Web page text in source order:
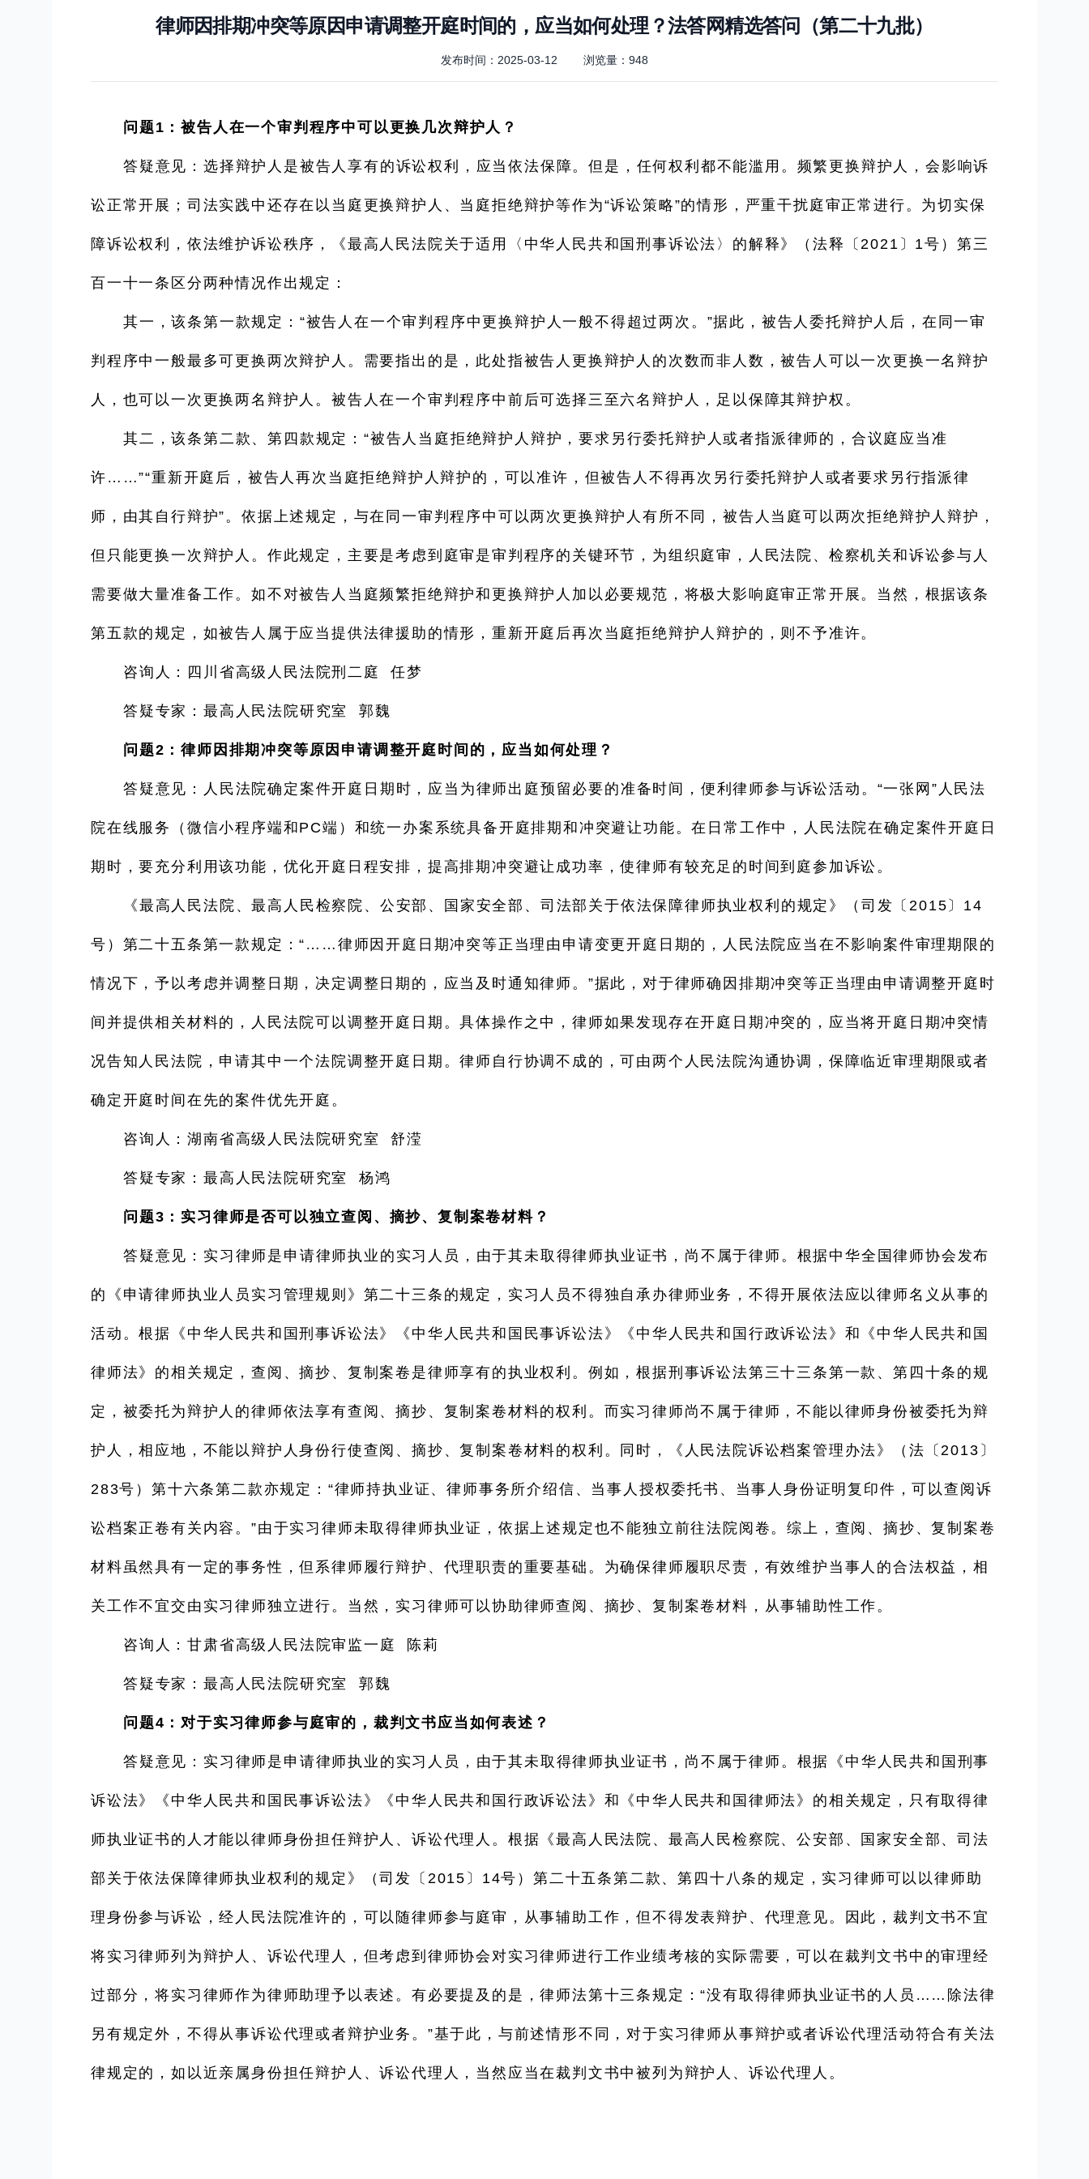
律师因排期冲突等原因申请调整开庭时间的，应当如何处理？法答网精选答问（第二十九批）
发布时间：2025-03-12 浏览量： 948
问题1：被告人在一个审判程序中可以更换几次辩护人？
答疑意见：选择辩护人是被告人享有的诉讼权利，应当依法保障。但是，任何权利都不能滥用。频繁更换辩护人，会影响诉
讼正常开展；司法实践中还存在以当庭更换辩护人、当庭拒绝辩护等作为“诉讼策略”的情形，严重干扰庭审正常进行。为切实保
障诉讼权利，依法维护诉讼秩序，《最高人民法院关于适用〈中华人民共和国刑事诉讼法〉的解释》（法释〔2021〕1号）第三
百一十一条区分两种情况作出规定：
其一，该条第一款规定：“被告人在一个审判程序中更换辩护人一般不得超过两次。”据此，被告人委托辩护人后，在同一审
判程序中一般最多可更换两次辩护人。需要指出的是，此处指被告人更换辩护人的次数而非人数，被告人可以一次更换一名辩护
人，也可以一次更换两名辩护人。被告人在一个审判程序中前后可选择三至六名辩护人，足以保障其辩护权。
其二，该条第二款、第四款规定：“被告人当庭拒绝辩护人辩护，要求另行委托辩护人或者指派律师的，合议庭应当准
许……”“重新开庭后，被告人再次当庭拒绝辩护人辩护的，可以准许，但被告人不得再次另行委托辩护人或者要求另行指派律
师，由其自行辩护”。依据上述规定，与在同一审判程序中可以两次更换辩护人有所不同，被告人当庭可以两次拒绝辩护人辩护，
但只能更换一次辩护人。作此规定，主要是考虑到庭审是审判程序的关键环节，为组织庭审，人民法院、检察机关和诉讼参与人
需要做大量准备工作。如不对被告人当庭频繁拒绝辩护和更换辩护人加以必要规范，将极大影响庭审正常开展。当然，根据该条
第五款的规定，如被告人属于应当提供法律援助的情形，重新开庭后再次当庭拒绝辩护人辩护的，则不予准许。
咨询人：四川省高级人民法院刑二庭 任梦
答疑专家：最高人民法院研究室 郭魏
问题2：律师因排期冲突等原因申请调整开庭时间的，应当如何处理？
答疑意见：人民法院确定案件开庭日期时，应当为律师出庭预留必要的准备时间，便利律师参与诉讼活动。“一张网”人民法
院在线服务（微信小程序端和PC端）和统一办案系统具备开庭排期和冲突避让功能。在日常工作中，人民法院在确定案件开庭日
期时，要充分利用该功能，优化开庭日程安排，提高排期冲突避让成功率，使律师有较充足的时间到庭参加诉讼。
《最高人民法院、最高人民检察院、公安部、国家安全部、司法部关于依法保障律师执业权利的规定》（司发〔2015〕14
号）第二十五条第一款规定：“……律师因开庭日期冲突等正当理由申请变更开庭日期的，人民法院应当在不影响案件审理期限的
情况下，予以考虑并调整日期，决定调整日期的，应当及时通知律师。”据此，对于律师确因排期冲突等正当理由申请调整开庭时
间并提供相关材料的，人民法院可以调整开庭日期。具体操作之中，律师如果发现存在开庭日期冲突的，应当将开庭日期冲突情
况告知人民法院，申请其中一个法院调整开庭日期。律师自行协调不成的，可由两个人民法院沟通协调，保障临近审理期限或者
确定开庭时间在先的案件优先开庭。
咨询人：湖南省高级人民法院研究室 舒滢
答疑专家：最高人民法院研究室 杨鸿
问题3：实习律师是否可以独立查阅、摘抄、复制案卷材料？
答疑意见：实习律师是申请律师执业的实习人员，由于其未取得律师执业证书，尚不属于律师。根据中华全国律师协会发布
的《申请律师执业人员实习管理规则》第二十三条的规定，实习人员不得独自承办律师业务，不得开展依法应以律师名义从事的
活动。根据《中华人民共和国刑事诉讼法》《中华人民共和国民事诉讼法》《中华人民共和国行政诉讼法》和《中华人民共和国
律师法》的相关规定，查阅、摘抄、复制案卷是律师享有的执业权利。例如，根据刑事诉讼法第三十三条第一款、第四十条的规
定，被委托为辩护人的律师依法享有查阅、摘抄、复制案卷材料的权利。而实习律师尚不属于律师，不能以律师身份被委托为辩
护人，相应地，不能以辩护人身份行使查阅、摘抄、复制案卷材料的权利。同时，《人民法院诉讼档案管理办法》（法〔2013〕
283号）第十六条第二款亦规定：“律师持执业证、律师事务所介绍信、当事人授权委托书、当事人身份证明复印件，可以查阅诉
讼档案正卷有关内容。”由于实习律师未取得律师执业证，依据上述规定也不能独立前往法院阅卷。综上，查阅、摘抄、复制案卷
材料虽然具有一定的事务性，但系律师履行辩护、代理职责的重要基础。为确保律师履职尽责，有效维护当事人的合法权益，相
关工作不宜交由实习律师独立进行。当然，实习律师可以协助律师查阅、摘抄、复制案卷材料，从事辅助性工作。
咨询人：甘肃省高级人民法院审监一庭 陈莉
答疑专家：最高人民法院研究室 郭魏
问题4：对于实习律师参与庭审的，裁判文书应当如何表述？
答疑意见：实习律师是申请律师执业的实习人员，由于其未取得律师执业证书，尚不属于律师。根据《中华人民共和国刑事
诉讼法》《中华人民共和国民事诉讼法》《中华人民共和国行政诉讼法》和《中华人民共和国律师法》的相关规定，只有取得律
师执业证书的人才能以律师身份担任辩护人、诉讼代理人。根据《最高人民法院、最高人民检察院、公安部、国家安全部、司法
部关于依法保障律师执业权利的规定》（司发〔2015〕14号）第二十五条第二款、第四十八条的规定，实习律师可以以律师助
理身份参与诉讼，经人民法院准许的，可以随律师参与庭审，从事辅助工作，但不得发表辩护、代理意见。因此，裁判文书不宜
将实习律师列为辩护人、诉讼代理人，但考虑到律师协会对实习律师进行工作业绩考核的实际需要，可以在裁判文书中的审理经
过部分，将实习律师作为律师助理予以表述。有必要提及的是，律师法第十三条规定：“没有取得律师执业证书的人员……除法律
另有规定外，不得从事诉讼代理或者辩护业务。”基于此，与前述情形不同，对于实习律师从事辩护或者诉讼代理活动符合有关法
律规定的，如以近亲属身份担任辩护人、诉讼代理人，当然应当在裁判文书中被列为辩护人、诉讼代理人。